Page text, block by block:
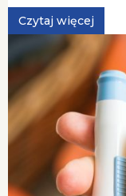
Czytaj więcej